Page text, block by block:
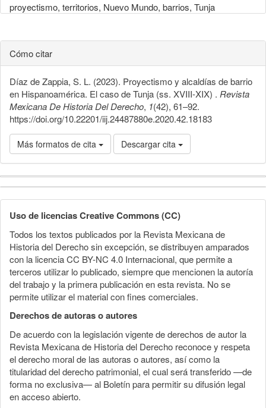
proyectismo, territorios, Nuevo Mundo, barrios, Tunja
Cómo citar
Díaz de Zappia, S. L. (2023). Proyectismo y alcaldías de barrio
en Hispanoamérica. El caso de Tunja (ss. XVIII-XIX) . Revista
Mexicana De Historia Del Derecho, 1(42), 61–92.
https://doi.org/10.22201/iij.24487880e.2020.42.18183
Más formatos de cita Descargar cita
Detalles
del
artículo
Uso de licencias Creative Commons (CC)
Todos los textos publicados por la Revista Mexicana de
Historia del Derecho sin excepción, se distribuyen amparados
con la licencia CC BY-NC 4.0 Internacional, que permite a
terceros utilizar lo publicado, siempre que mencionen la autoría
del trabajo y la primera publicación en esta revista. No se
permite utilizar el material con fines comerciales.
Derechos de autoras o autores
De acuerdo con la legislación vigente de derechos de autor la
Revista Mexicana de Historia del Derecho reconoce y respeta
el derecho moral de las autoras o autores, así como la
titularidad del derecho patrimonial, el cual será transferido —de
forma no exclusiva— al Boletín para permitir su difusión legal
en acceso abierto.